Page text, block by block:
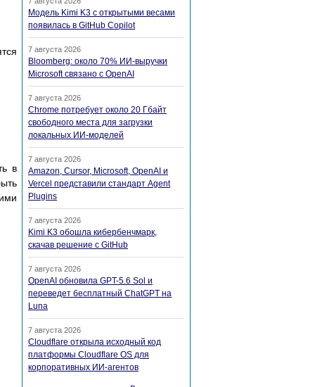
в
Модель Kimi K3 с открытыми весами
появилась в GitHub Copilot
7 августа 2026
Bloomberg: около 70% ИИ-выручки
Microsoft связано с OpenAI
7 августа 2026
Chrome потребует около 20 Гбайт
свободного места для загрузки
локальных ИИ-моделей
7 августа 2026
Amazon, Cursor, Microsoft, OpenAI и
Vercel представили стандарт Agent
Plugins
7 августа 2026
Kimi K3 обошла кибербенчмарк,
скачав решение с GitHub
7 августа 2026
OpenAI обновила GPT-5.6 Sol и
переведет бесплатный ChatGPT на
Luna
7 августа 2026
Cloudflare открыла исходный код
платформы Cloudflare OS для
корпоративных ИИ-агентов